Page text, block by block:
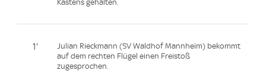
Kastens gehalten.
1'
Julian Rieckmann (SV Waldhof Mannheim) bekommt
auf dem rechten Flügel einen Freistoß
zugesprochen.